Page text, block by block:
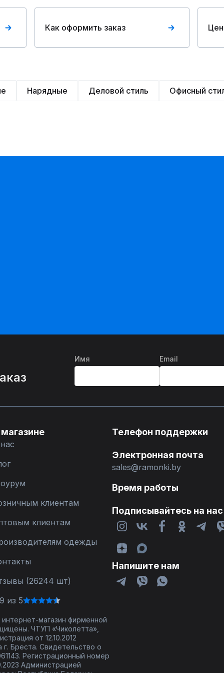
Как оформить заказ
Нарядные Деловой стиль Офисный
Имя Email
клиентам
клиентам
одежды
(26244 шт)
из 5
Телефон поддержки
Электронная почта
sales@ramonki.by
Время работы
Подписывайтесь на нас
Напишите нам
магазин фирменной
ЧТУП «Чиколетта»,
от 12.10.2012
Бреста. Свидетельство о
Регистрационный номер
Администрацией